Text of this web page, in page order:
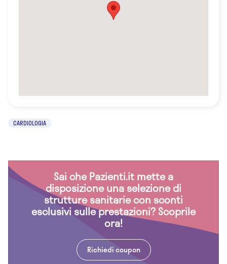
CARDIOLOGIA
Sai che Pazienti.it mette a
disposizione una selezione di
strutture sanitarie con sconti
esclusivi sulle prestazioni? Scoprile
ora!
Richiedi coupon